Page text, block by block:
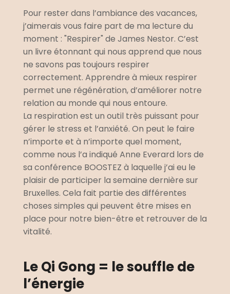
Pour rester dans l’ambiance des vacances,
j’aimerais vous faire part de ma lecture du
moment : "Respirer" de James Nestor. C’est
un livre étonnant qui nous apprend que nous
ne savons pas toujours respirer
correctement. Apprendre à mieux respirer
permet une régénération, d’améliorer notre
relation au monde qui nous entoure.
La respiration est un outil très puissant pour
gérer le stress et l’anxiété. On peut le faire
n’importe et à n’importe quel moment,
comme nous l’a indiqué Anne Everard lors de
sa conférence BOOSTEZ à laquelle j’ai eu le
plaisir de participer la semaine dernière sur
Bruxelles. Cela fait partie des différentes
choses simples qui peuvent être mises en
place pour notre bien-être et retrouver de la
vitalité.
Le Qi Gong = le souffle de
l’énergie